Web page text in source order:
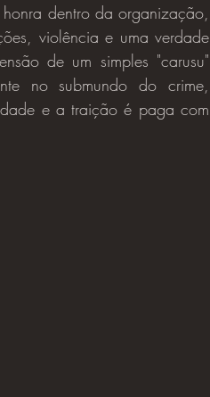
dentro da organização,
violência e uma verdade
de um simples "carusu"
no submundo do crime,
e a traição é paga com